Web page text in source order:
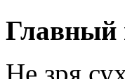
Главный
Не зря